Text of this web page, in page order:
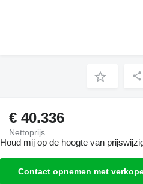
€ 40.336
Nettoprijs
Houd mij op de hoogte van
Contact opnemen met